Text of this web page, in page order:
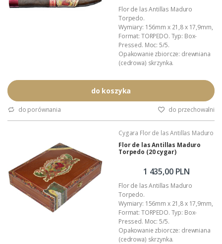
Flor de las Antillas Maduro
Torpedo.
Wymiary: 156mm x 21,8 x 17,9mm,
Format: TORPEDO. Typ: Box-
Pressed. Moc: 5/5.
Opakowanie zbiorcze: drewniana
(cedrowa) skrzynka.
Wykonanie: całkowicie ręczne.
Podana wartość to: cena za jedno
(pełen opis znajdziesz tutaj ...)
do koszyka
do porównania do przechowalni
Cygara Flor de las Antillas Maduro
Flor de las Antillas Maduro
Torpedo (20 cygar)
1 435,00 PLN
Flor de las Antillas Maduro
Torpedo.
Wymiary: 156mm x 21,8 x 17,9mm,
Format: TORPEDO. Typ: Box-
Pressed. Moc: 5/5.
Opakowanie zbiorcze: drewniana
(cedrowa) skrzynka.